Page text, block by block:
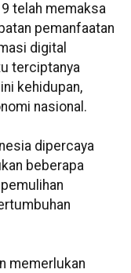
telah memaksa
pemanfaatan
digital
terciptanya
kehidupan,
nasional.
dipercaya
beberapa
memerlukan